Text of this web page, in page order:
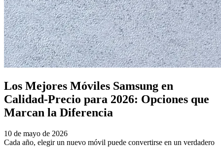
Los Mejores Móviles Samsung en
Calidad-Precio para 2026: Opciones que
Marcan la Diferencia
10 de mayo de 2026
Cada año, elegir un nuevo móvil puede convertirse en un verdadero